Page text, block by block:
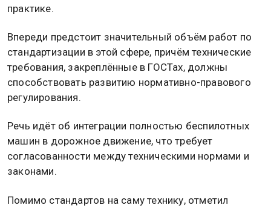
практике.
Впереди предстоит значительный объём работ по
стандартизации в этой сфере, причём технические
требования, закреплённые в ГОСТах, должны
способствовать развитию нормативно-правового
регулирования.
Речь идёт об интеграции полностью беспилотных
машин в дорожное движение, что требует
согласованности между техническими нормами и
законами.
Помимо стандартов на саму технику, отметил